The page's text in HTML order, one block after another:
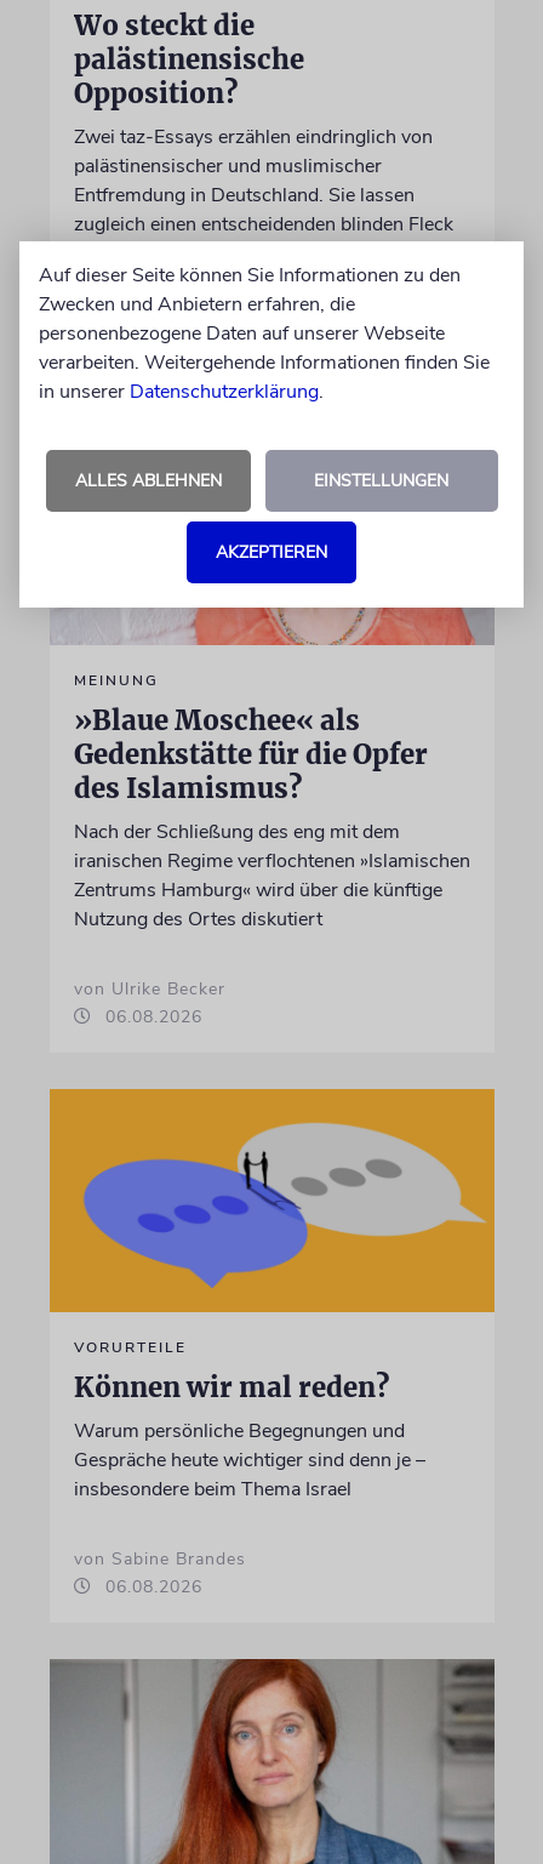
Wo steckt die
palästinensische
Opposition?
Zwei taz-Essays erzählen eindringlich von
palästinensischer und muslimischer
Entfremdung in Deutschland. Sie lassen
zugleich einen entscheidenden blinden Fleck
von Leeor Engländer
06.08.2026
MEINUNG
»Blaue Moschee« als
Gedenkstätte für die Opfer
des Islamismus?
Nach der Schließung des eng mit dem
iranischen Regime verflochtenen »Islamischen
Zentrums Hamburg« wird über die künftige
Nutzung des Ortes diskutiert
von Ulrike Becker
06.08.2026
VORURTEILE
Können wir mal reden?
Warum persönliche Begegnungen und
Gespräche heute wichtiger sind denn je –
insbesondere beim Thema Israel
von Sabine Brandes
06.08.2026
Auf dieser Seite können Sie Informationen zu den
Zwecken und Anbietern erfahren, die
personenbezogene Daten auf unserer Webseite
verarbeiten. Weitergehende Informationen finden Sie
in unserer Datenschutzerklärung.
ALLES ABLEHNEN EINSTELLUNGEN
AKZEPTIEREN